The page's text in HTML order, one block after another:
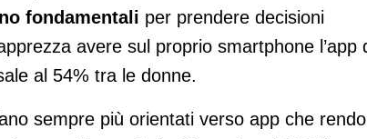
fondamentali per prendere decisioni
avere sul proprio smartphone l’app
al 54% tra le donne.
sempre più orientati verso app che